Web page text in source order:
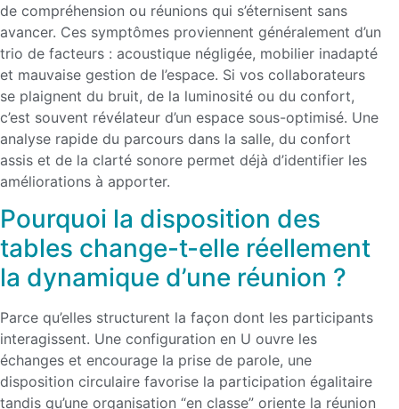
de compréhension ou réunions qui s’éternisent sans
avancer. Ces symptômes proviennent généralement d’un
trio de facteurs : acoustique négligée, mobilier inadapté
et mauvaise gestion de l’espace. Si vos collaborateurs
se plaignent du bruit, de la luminosité ou du confort,
c’est souvent révélateur d’un espace sous-optimisé. Une
analyse rapide du parcours dans la salle, du confort
assis et de la clarté sonore permet déjà d’identifier les
améliorations à apporter.
Pourquoi la disposition des
tables change-t-elle réellement
la dynamique d’une réunion ?
Parce qu’elles structurent la façon dont les participants
interagissent. Une configuration en U ouvre les
échanges et encourage la prise de parole, une
disposition circulaire favorise la participation égalitaire
tandis qu’une organisation “en classe” oriente la réunion